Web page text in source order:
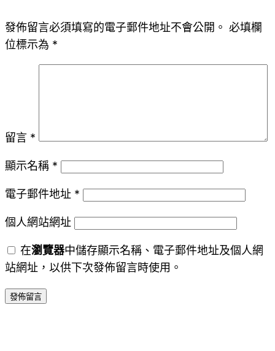
發佈留言必須填寫的電子郵件地址不會公開。 必填欄
位標示為 *
留言 *
顯示名稱 *
電子郵件地址 *
個人網站網址
在瀏覽器中儲存顯示名稱、電子郵件地址及個人網
站網址，以供下次發佈留言時使用。